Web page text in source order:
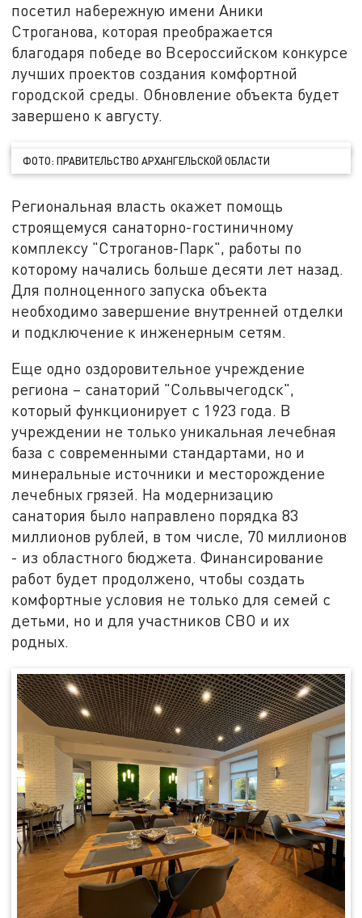
посетил набережную имени Аники
Строганова, которая преображается
благодаря победе во Всероссийском конкурсе
лучших проектов создания комфортной
городской среды. Обновление объекта будет
завершено к августу.
ФОТО: ПРАВИТЕЛЬСТВО АРХАНГЕЛЬСКОЙ ОБЛАСТИ
Региональная власть окажет помощь
строящемуся санаторно-гостиничному
комплексу "Строганов-Парк", работы по
которому начались больше десяти лет назад.
Для полноценного запуска объекта
необходимо завершение внутренней отделки
и подключение к инженерным сетям.
Еще одно оздоровительное учреждение
региона – санаторий "Сольвычегодск",
который функционирует с 1923 года. В
учреждении не только уникальная лечебная
база с современными стандартами, но и
минеральные источники и месторождение
лечебных грязей. На модернизацию
санатория было направлено порядка 83
миллионов рублей, в том числе, 70 миллионов
- из областного бюджета. Финансирование
работ будет продолжено, чтобы создать
комфортные условия не только для семей с
детьми, но и для участников СВО и их
родных.